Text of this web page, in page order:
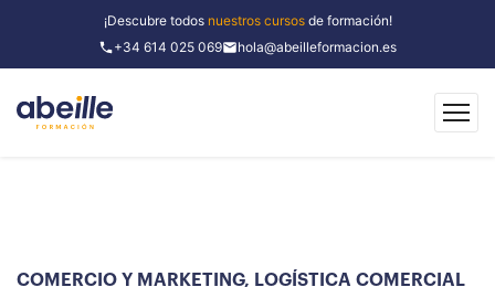
¡Descubre todos nuestros cursosde formación!
+34 614 025 069
hola@abeilleformacion.es
COMERCIO Y MARKETING, LOGÍSTICA COMERCIAL